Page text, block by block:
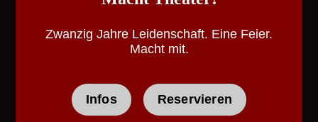
Zwanzig Jahre Leidenschaft. Eine Feier.
Macht mit.
Infos Reservieren